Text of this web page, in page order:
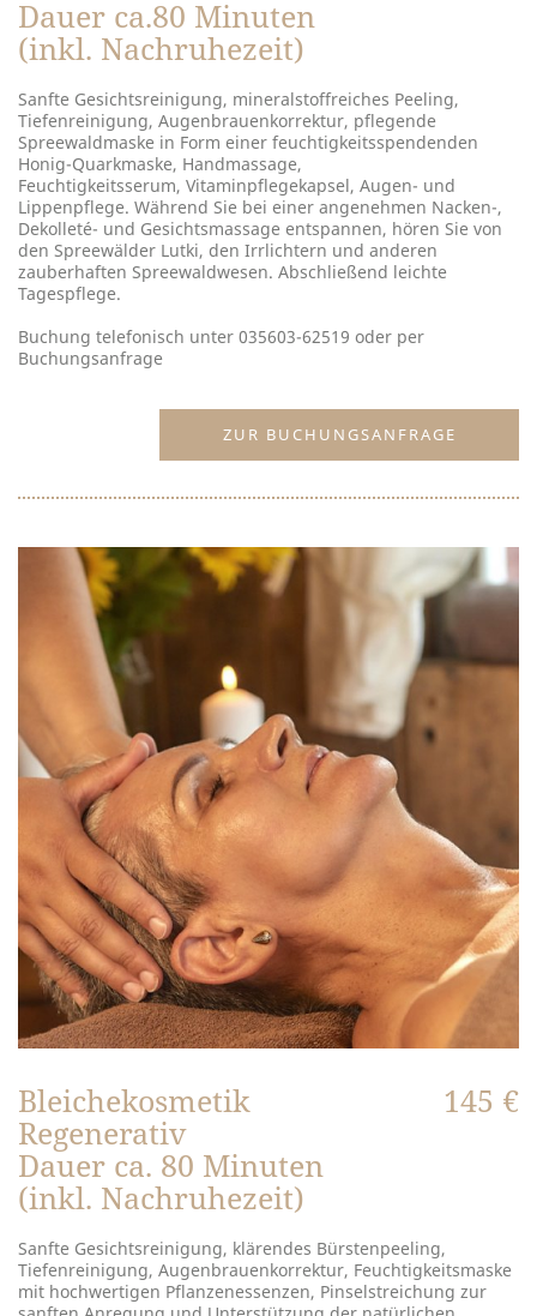
Dauer ca.80 Minuten
(inkl. Nachruhezeit)
Sanfte Gesichtsreinigung, mineralstoffreiches Peeling,
Tiefenreinigung, Augenbrauenkorrektur, pflegende
Spreewaldmaske in Form einer feuchtigkeitsspendenden
Honig-Quarkmaske, Handmassage,
Feuchtigkeitsserum, Vitaminpflegekapsel, Augen- und
Lippenpflege. Während Sie bei einer angenehmen Nacken-,
Dekolleté- und Gesichtsmassage entspannen, hören Sie von
den Spreewälder Lutki, den Irrlichtern und anderen
zauberhaften Spreewaldwesen. Abschließend leichte
Tagespflege.
Buchung telefonisch unter 035603-62519 oder per
Buchungsanfrage
ZUR BUCHUNGSANFRAGE
Bleichekosmetik
Regenerativ
Dauer ca. 80 Minuten
(inkl. Nachruhezeit)
145 €
Sanfte Gesichtsreinigung, klärendes Bürstenpeeling,
Tiefenreinigung, Augenbrauenkorrektur, Feuchtigkeits­maske
mit hochwertigen Pflanzenessenzen, Pinselstreichung zur